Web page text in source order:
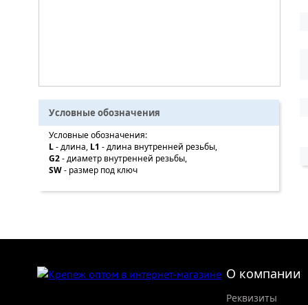
Условные обозначения
Условные обозначения:
L- длина, L1 - длина внутренней резьбы,
G2- диаметр внутренней резьбы,
SW- размер под ключ
О компании
Реквизиты